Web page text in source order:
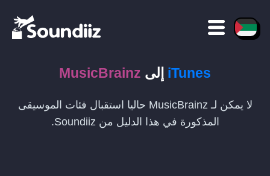
iTunes إلى MusicBrainz
لا يمكن لـ MusicBrainz حاليا استقبال فئات الموسيقى
المذكورة في هذا الدليل من Soundiiz.